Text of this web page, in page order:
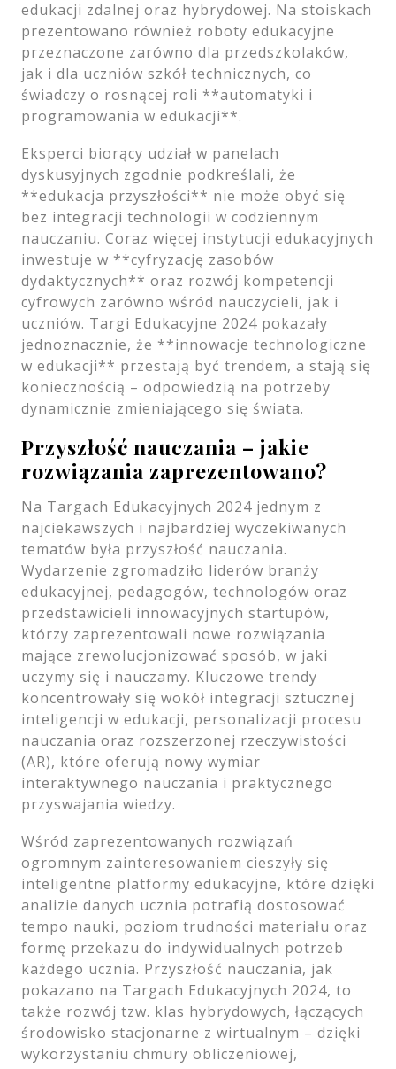
edukacji zdalnej oraz hybrydowej. Na stoiskach
prezentowano również roboty edukacyjne
przeznaczone zarówno dla przedszkolaków,
jak i dla uczniów szkół technicznych, co
świadczy o rosnącej roli **automatyki i
programowania w edukacji**.
Eksperci biorący udział w panelach
dyskusyjnych zgodnie podkreślali, że
**edukacja przyszłości** nie może obyć się
bez integracji technologii w codziennym
nauczaniu. Coraz więcej instytucji edukacyjnych
inwestuje w **cyfryzację zasobów
dydaktycznych** oraz rozwój kompetencji
cyfrowych zarówno wśród nauczycieli, jak i
uczniów. Targi Edukacyjne 2024 pokazały
jednoznacznie, że **innowacje technologiczne
w edukacji** przestają być trendem, a stają się
koniecznością – odpowiedzią na potrzeby
dynamicznie zmieniającego się świata.
Przyszłość nauczania – jakie
rozwiązania zaprezentowano?
Na Targach Edukacyjnych 2024 jednym z
najciekawszych i najbardziej wyczekiwanych
tematów była przyszłość nauczania.
Wydarzenie zgromadziło liderów branży
edukacyjnej, pedagogów, technologów oraz
przedstawicieli innowacyjnych startupów,
którzy zaprezentowali nowe rozwiązania
mające zrewolucjonizować sposób, w jaki
uczymy się i nauczamy. Kluczowe trendy
koncentrowały się wokół integracji sztucznej
inteligencji w edukacji, personalizacji procesu
nauczania oraz rozszerzonej rzeczywistości
(AR), które oferują nowy wymiar
interaktywnego nauczania i praktycznego
przyswajania wiedzy.
Wśród zaprezentowanych rozwiązań
ogromnym zainteresowaniem cieszyły się
inteligentne platformy edukacyjne, które dzięki
analizie danych ucznia potrafią dostosować
tempo nauki, poziom trudności materiału oraz
formę przekazu do indywidualnych potrzeb
każdego ucznia. Przyszłość nauczania, jak
pokazano na Targach Edukacyjnych 2024, to
także rozwój tzw. klas hybrydowych, łączących
środowisko stacjonarne z wirtualnym – dzięki
wykorzystaniu chmury obliczeniowej,